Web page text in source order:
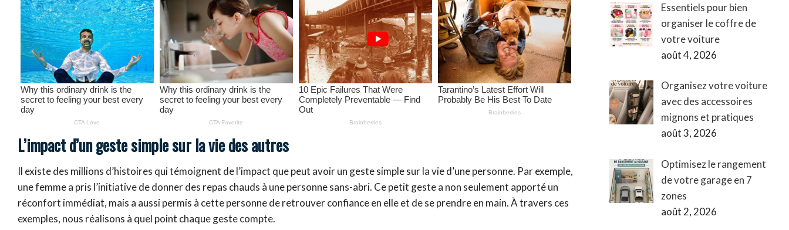
L’impact d’un geste simple sur la vie des autres
Il existe des millions d’histoires qui témoignent de l’impact que peut avoir un geste simple sur la vie d’une personne. Par exemple,
une femme a pris l’initiative de donner des repas chauds à une personne sans-abri. Ce petit geste a non seulement apporté un
réconfort immédiat, mais a aussi permis à cette personne de retrouver confiance en elle et de se prendre en main. À travers ces
exemples, nous réalisons à quel point chaque geste compte.
Essentiels pour bien
organiser le coffre de
votre voiture
août 4, 2026
Organisez votre voiture
avec des accessoires
mignons et pratiques
août 3, 2026
Optimisez le rangement
de votre garage en 7
zones
août 2, 2026